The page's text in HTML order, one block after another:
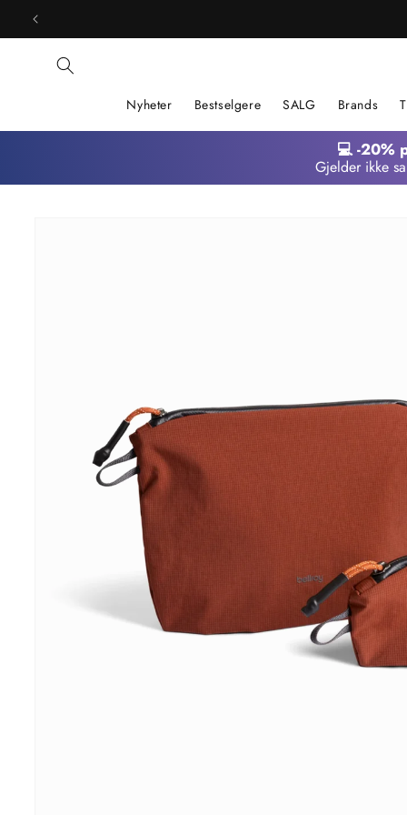
videre til
innholdet
Nyheter Bestselgere SALG Brands
💻 -20%
Gjelder ikke